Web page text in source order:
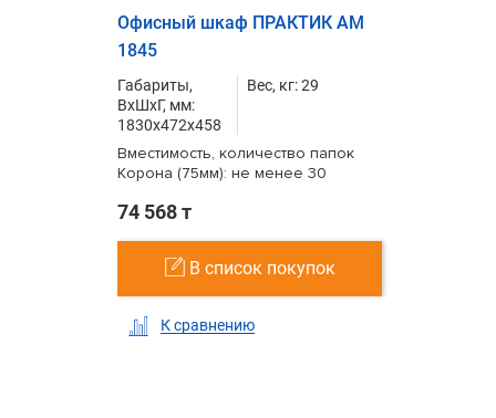
Офисный шкаф ПРАКТИК AM
1845
Габариты,
ВxШxГ, мм:
1830x472x458
Вес, кг: 29
Вместимость, количество папок
Корона (75мм): не менее 30
74 568 т
В список покупок
К сравнению